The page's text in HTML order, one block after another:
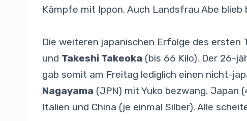
Kämpfe mit Ippon. Auch Landsfrau Abe
Die weiteren japanischen Erfolge des ersten
und Takeshi Takeoka (bis 66 Kilo). Der 26-
gab somit am Freitag lediglich einen nicht-
Nagayama (JPN) mit Yuko bezwang. Japan
Italien und China (je einmal Silber). Alle